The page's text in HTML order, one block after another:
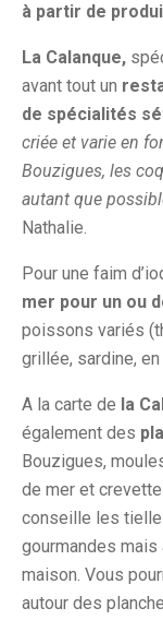
à partir de
La Calanque,
avant tout un
de spécialités
criée et varie en
Bouzigues, les
autant que
Nathalie.
Pour une faim
mer pour un ou
poissons variés
grillée, sardine,
A la carte de la
également des
Bouzigues,
de mer et
conseille les
gourmandes
maison. Vous
autour des